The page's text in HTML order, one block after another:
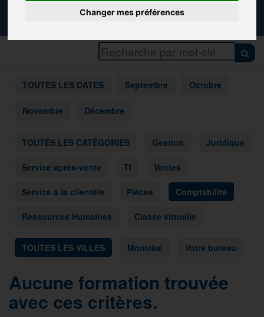
Changer mes préférences
CALENDRIER DES FORMATIONS
TOUTES LES DATES Septembre Octobre
Novembre Décembre
TOUTES LES CATÉGORIES Gestion Juridique
Service après-vente TI Ventes
Service à la clientèle Pièces Comptabilité
Ressources Humaines Classe virtuelle
TOUTES LES VILLES Montréal Votre bureau
Aucune formation trouvée
avec ces critères.